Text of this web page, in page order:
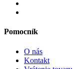
Pomocník
O nás
Kontakt